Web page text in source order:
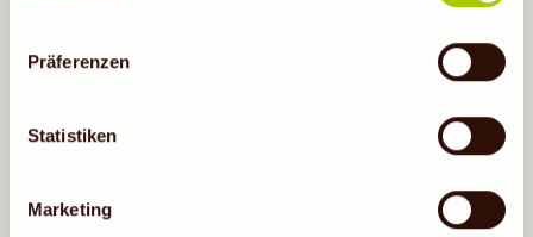
Informationen hierzu findest du unter Datenschutz. Indem
auf „Cookies zulassen“ geklickt bzw. statistische
1 S. 1 lit a DS-GVO eingewilligt, dass die Daten in den
EU-Standards unzureichendem Datenschutzniveau
Präferenzen
Statistiken
Marketing